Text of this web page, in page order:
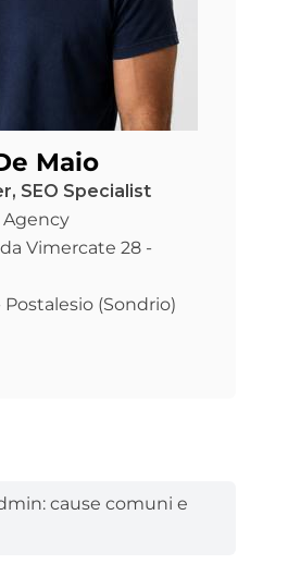
Maio
SEO Specialist
Vimercate 28 -
Postalesio (Sondrio)
cause comuni e